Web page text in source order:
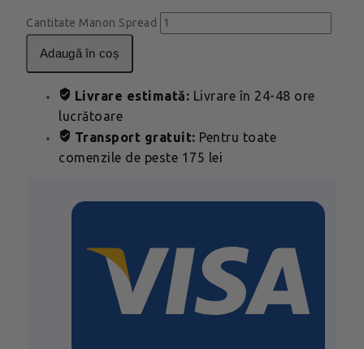
Cantitate Manon Spread
adaugă în coș
Livrare estimată: Livrare în 24-48 ore
lucrătoare
Transport gratuit: Pentru toate
comenzile de peste 175 lei